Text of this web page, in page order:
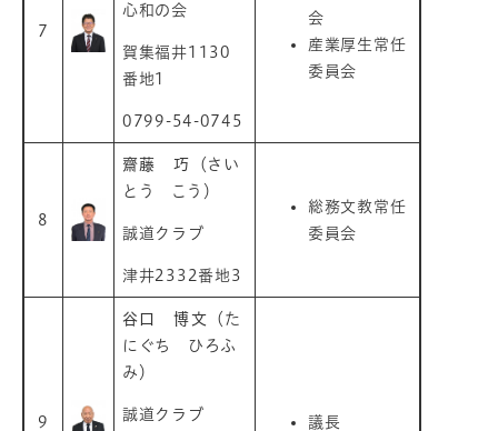
7
心和の会
賀集福井1130
番地1
0799-54-0745
会
産業厚生常任
委員会
8
齋藤 巧
（さい
とう こう）
誠道クラブ
津井2332番地3
総務文教常任
委員会
9
谷口 博文 （た
にぐち ひろふ
み）
誠道クラブ 議長